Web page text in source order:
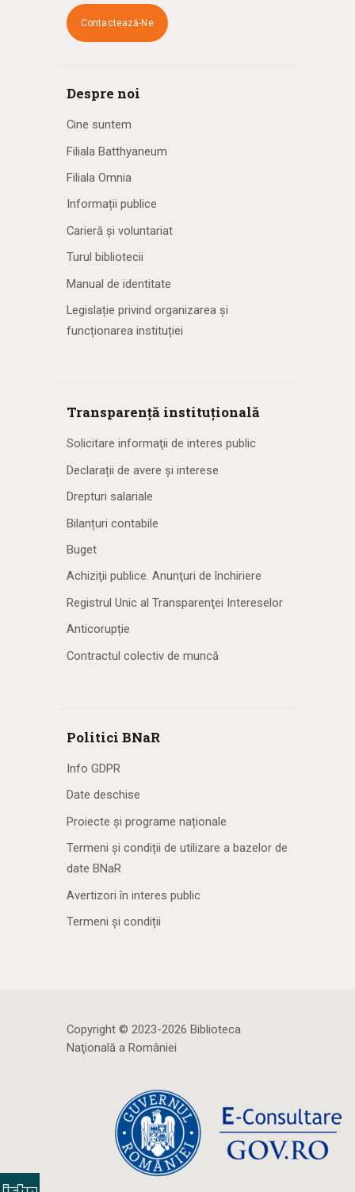
Contactează-Ne
Despre noi
Cine suntem
Filiala Batthyaneum
Filiala Omnia
Informații publice
Carieră și voluntariat
Turul bibliotecii
Manual de identitate
Legislație privind organizarea și
funcționarea instituției
Transparență instituțională
Solicitare informaţii de interes public
Declarații de avere și interese
Drepturi salariale
Bilanțuri contabile
Buget
Achiziţii publice. Anunţuri de închiriere
Registrul Unic al Transparenţei Intereselor
Anticorupție
Contractul colectiv de muncă
Politici BNaR
Info GDPR
Date deschise
Proiecte și programe naționale
Termeni și condiții de utilizare a bazelor de
date BNaR
Avertizori în interes public
Termeni și condiții
Copyright © 2023-2026 Biblioteca
Naţională a României